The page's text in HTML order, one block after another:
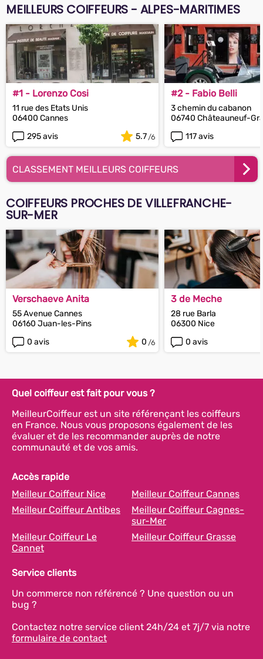
MEILLEURS COIFFEURS - ALPES-MARITIMES
#1 - Lorenzo Cosi
11 rue des Etats Unis
06400 Cannes
295 avis
5.7
#2 - Fabio Belli
3 chemin du cabanon
06740 Châteauneuf-
117 avis
CLASSEMENT MEILLEURS COIFFEURS
COIFFEURS PROCHES DE VILLEFRANCHE-
SUR-MER
Verschaeve Anita
55 Avenue Cannes
06160 Juan-les-Pins
0 avis
0
3 de Meche
28 rue Barla
06300 Nice
0 avis
Quel coiffeur est fait pour vous ?
MeilleurCoiffeur est un site référençant les coiffeurs
en France. Nous vous proposons également de les
évaluer et de les recommander auprès de notre
communauté et de vos amis.
Accès rapide
Meilleur Coiffeur Nice
Meilleur Coiffeur Cannes
Meilleur Coiffeur Antibes
Meilleur Coiffeur Cagnes-
sur-Mer
Meilleur Coiffeur Le
Cannet
Meilleur Coiffeur Grasse
Service clients
Un commerce non référencé ? Une question ou un
bug ?
Contactez notre service client 24h/24 et 7j/7 via notre
formulaire de contact